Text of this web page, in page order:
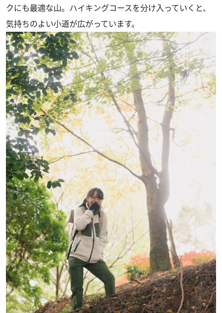
クにも最適な山。ハイキングコースを分け入っていくと、
気持ちのよい小道が広がっています。